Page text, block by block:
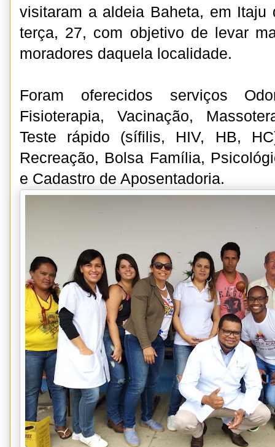
visitaram a aldeia Baheta, em Itaju
terça, 27, com objetivo de levar
moradores daquela localidade.
Foram oferecidos serviços
Fisioterapia, Vacinação,
Teste rápido (sífilis, HIV, HB,
Recreação, Bolsa Família,
e Cadastro de Aposentadoria.